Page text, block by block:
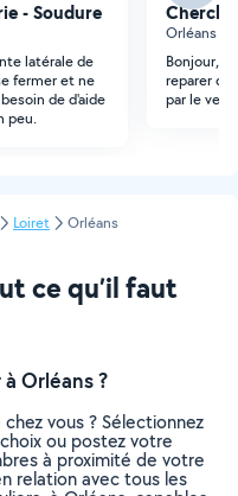
- Soudure
latérale de
fermer et ne
de d'aide
peu.
Orléans
Bonjour,
reparer
par le
Loiret Orléans
ce qu’il faut
Orléans ?
vous ? Sélectionnez
ou postez votre
à proximité de votre
relation avec tous les